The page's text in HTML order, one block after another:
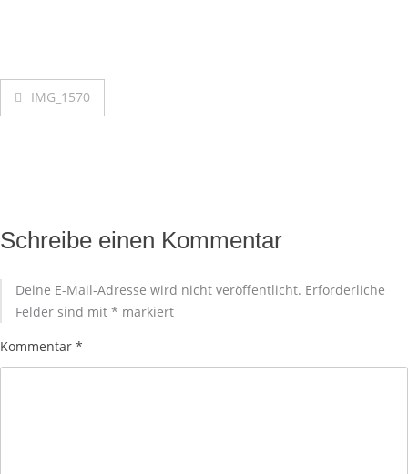
IMG_1570
Schreibe einen Kommentar
Deine E-Mail-Adresse wird nicht veröffentlicht. Erforderliche
Felder sind mit * markiert
Kommentar *